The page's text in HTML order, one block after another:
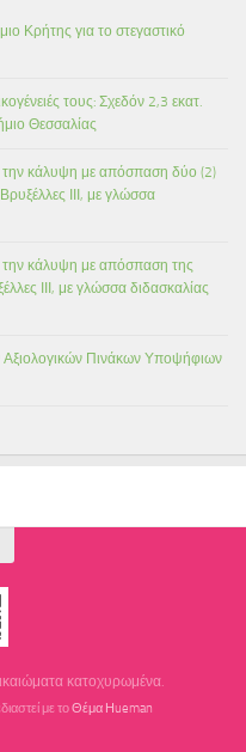
Κρήτης για το στεγαστικό
τους: Σχεδόν 2,3 εκατ.
Θεσσαλίας
την κάλυψη με απόσπαση δύο (2)
ΙΙΙ, με γλώσσα
κάλυψη με απόσπαση της
ΙΙΙ, με γλώσσα διδασκαλίας
Πινάκων Υποψήφιων
κατοχυρωμένα.
με τοΘέμα Ηueman